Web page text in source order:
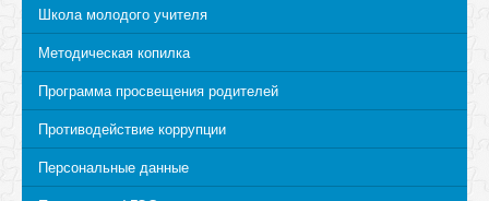
Школа молодого учителя
Методическая копилка
Программа просвещения родителей
Противодействие коррупции
Персональные данные